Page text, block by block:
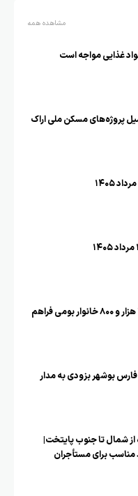
مشاهده همه
غذایی مواجه است
پروژه‌های مسکن ملی اراک
زمینه واگذاری زمین به ۲ هزار و ۸۰۰ خانوار بومی فراهم
بوشهر بزودی به مدار
اجاره از شمال تا جنوب پایتخت|
برای مستأجران